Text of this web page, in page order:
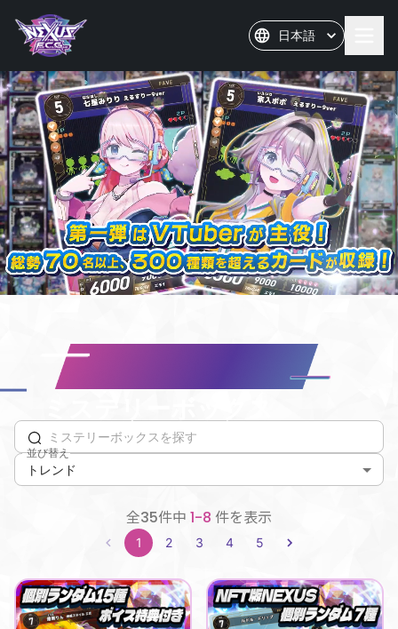
Nexus The TCG
日本語
並び替え
トレンド
全35件中 1-8 件を表示
1 2 3 4 5
Playful buying buddy
【NEXUS】まりなすコラボパック_ 燈舞りん
ルドル ドリップ
ルドル・ドリップ NFT版NEXUSデジタル販売